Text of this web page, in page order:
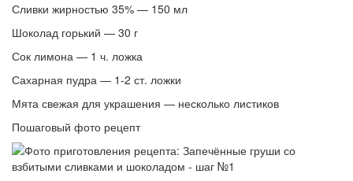
Сливки жирностью 35% — 150 мл
Шоколад горький — 30 г
Сок лимона — 1 ч. ложка
Сахарная пудра — 1-2 ст. ложки
Мята свежая для украшения — несколько листиков
Пошаговый фото рецепт